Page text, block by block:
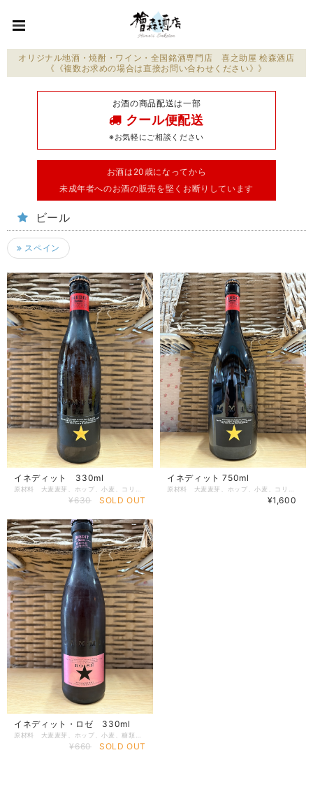
オリジナル地酒・焼酎・ワイン・全国銘酒専門店 喜之助屋 桧森酒店
《《複数お求めの場合は直接お問い合わせください》》
お酒の商品配送は一部
クール便配送
※お気軽にご相談ください
お酒は20歳になってから
未成年者へのお酒の販売を堅くお断りしています
ビール
スペイン
イネディット 330ml
¥630 SOLD OUT
イネディット 750ml
¥1,600
イネディット・ロゼ 330ml
¥660 SOLD OUT